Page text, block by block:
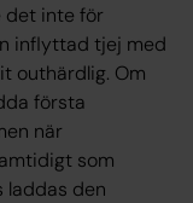
det inte för
inflyttad tjej med
outhärdlig. Om
första
när
som
laddas den